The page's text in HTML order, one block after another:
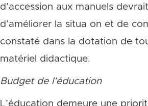
d’accession aux manuels
d’améliorer la situa on et de
constaté dans la dotation de
matériel didactique.
Budget de l’éducation
L’éducation demeure une